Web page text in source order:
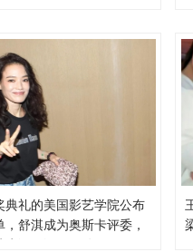
典礼的美国影艺学院公布
，舒淇成为奥斯卡评委，